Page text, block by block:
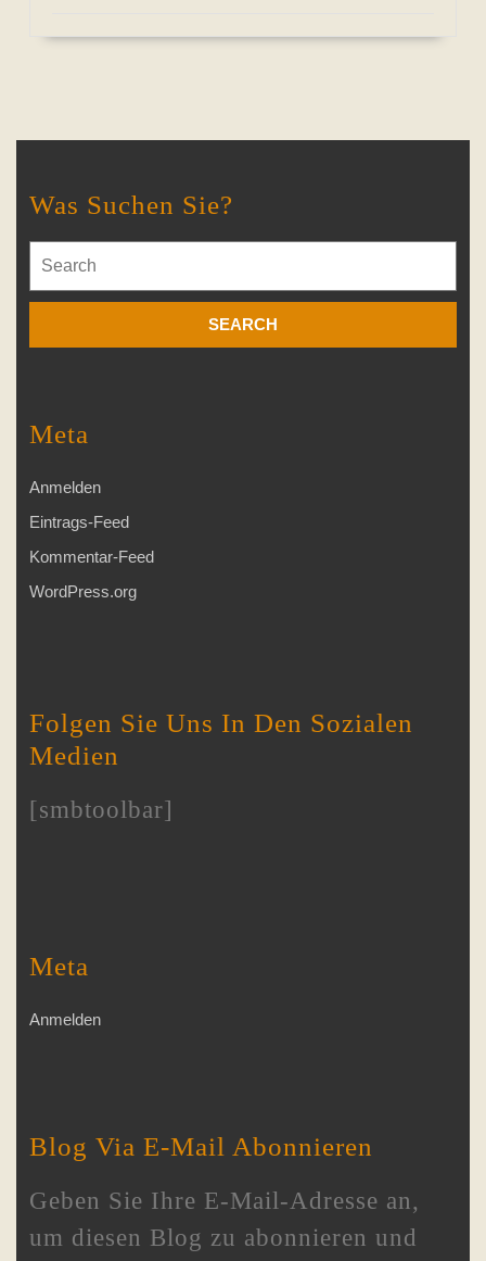
Was Suchen Sie?
for:
Meta
Anmelden
Eintrags-Feed
Kommentar-Feed
WordPress.org
Folgen Sie Uns In Den Sozialen
Medien
[smbtoolbar]
Meta
Anmelden
Blog Via E-Mail Abonnieren
Geben Sie Ihre E-Mail-Adresse an,
um diesen Blog zu abonnieren und